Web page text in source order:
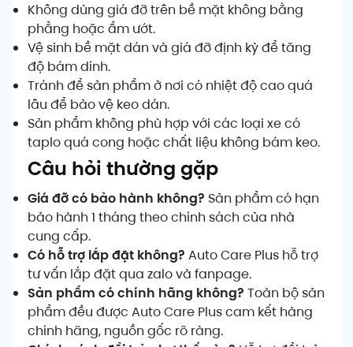
Không dùng giá đỡ trên bề mặt không bằng
phẳng hoặc ẩm ướt.
Vệ sinh bề mặt dán và giá đỡ định kỳ để tăng
độ bám dính.
Tránh để sản phẩm ở nơi có nhiệt độ cao quá
lâu để bảo vệ keo dán.
Sản phẩm không phù hợp với các loại xe có
taplo quá cong hoặc chất liệu không bám keo.
Câu hỏi thường gặp
Giá đỡ có bảo hành không? Sản phẩm có hạn
bảo hành 1 tháng theo chính sách của nhà
cung cấp.
Có hỗ trợ lắp đặt không? Auto Care Plus hỗ trợ
tư vấn lắp đặt qua zalo và fanpage.
Sản phẩm có chính hãng không? Toàn bộ sản
phẩm đều được Auto Care Plus cam kết hàng
chính hãng, nguồn gốc rõ ràng.